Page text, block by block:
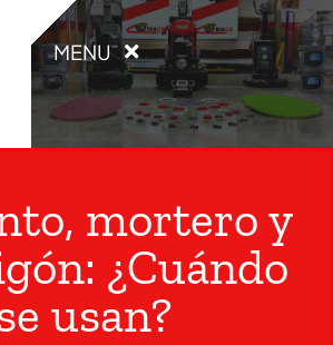
MENU
INICIO
PRODUCTOS
OCASIÓN
mortero y
¿Cuándo
usan?